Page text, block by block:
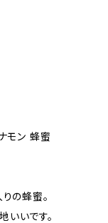
モン 蜂蜜
の蜂蜜。
いいです。